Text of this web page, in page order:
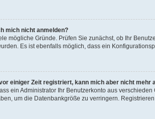
mich nicht anmelden?
mögliche Gründe. Prüfen Sie zunächst, ob Ihr
Es ist ebenfalls möglich, dass ein
einiger Zeit registriert, kann mich aber nicht mehr
ein Administrator Ihr Benutzerkonto aus
um die Datenbankgröße zu verringern.